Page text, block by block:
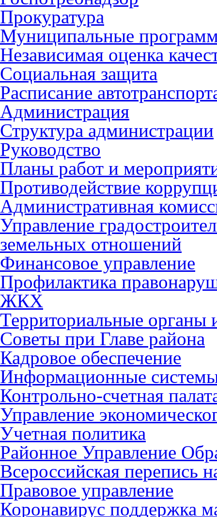
Прокуратура
Муниципальные
Независимая оценка
Социальная защита
Расписание
Администрация
Структура администрации
Руководство
Планы работ и
Противодействие
Административная
Управление
земельных отношений
Финансовое управление
Профилактика
ЖКХ
Территориальные органы
Советы при Главе района
Кадровое обеспечение
Информационные
Контрольно-счетная
Управление
Учетная политика
Районное Управление
Всероссийская перепись
Правовое управление
Коронавирус поддержка